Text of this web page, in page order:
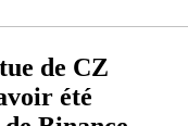
de CZ
été